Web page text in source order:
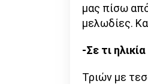
μας πίσω
μελωδίες.
-Σε τι
Τριών με